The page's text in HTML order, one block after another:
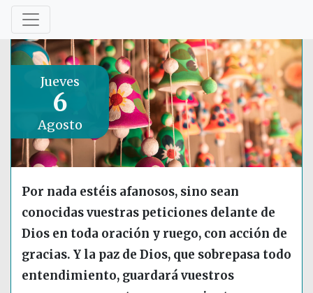
Jueves
6
Agosto
Por nada estéis afanosos, sino sean
conocidas vuestras peticiones delante de
Dios en toda oración y ruego, con acción de
gracias. Y la paz de Dios, que sobrepasa todo
entendimiento, guardará vuestros